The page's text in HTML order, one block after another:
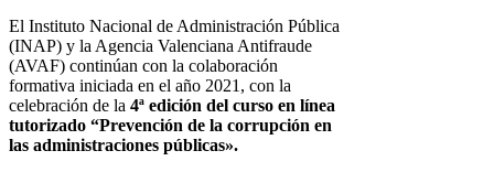
El Instituto Nacional de Administración Pública
(INAP) y la Agencia Valenciana Antifraude
(AVAF) continúan con la colaboración
formativa iniciada en el año 2021, con la
celebración de la 4ª edición del curso en línea
tutorizado “Prevención de la corrupción en
las administraciones públicas».